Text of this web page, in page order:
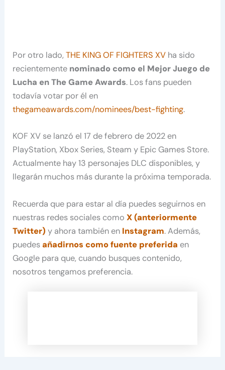
Por otro lado,THE KING OF FIGHTERS XV ha sido
recientemente nominado como el Mejor Juego de
Lucha en The Game Awards. Los fans pueden
todavía votar por él en
thegameawards.com/nominees/best-fighting.
KOF XV se lanzó el 17 de febrero de 2022 en
PlayStation, Xbox Series, Steam y Epic Games Store.
Actualmente hay 13 personajes DLC disponibles, y
llegarán muchos más durante la próxima temporada.
Recuerda que para estar al día puedes seguirnos en
nuestras redes sociales comoX (anteriormente
Twitter) y ahora también en Instagram. Además,
puedesañadirnos como fuente preferida en
Google para que, cuando busques contenido,
nosotros tengamos preferencia.